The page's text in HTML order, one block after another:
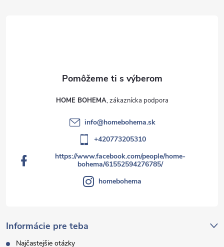
Informácie pre teba
Najčastejšie otázky
HOME BOHEMA
info@homebohema.sk
+420773205310
https://www.facebook.com/people/home-
bohema/61552594276785/
homebohema